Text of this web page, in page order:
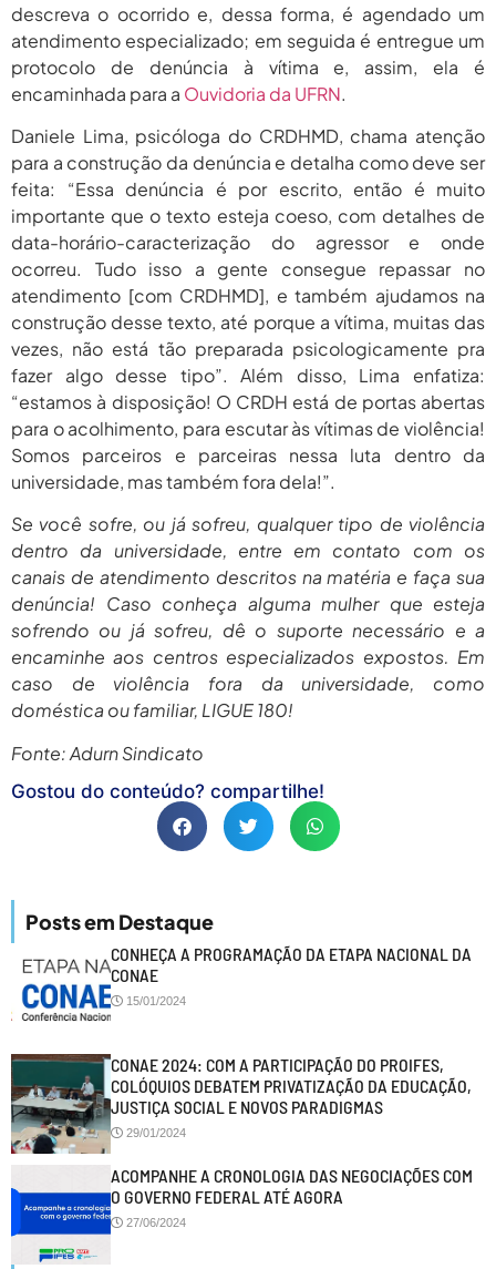
descreva o ocorrido e, dessa forma, é agendado um
atendimento especializado; em seguida é entregue um
protocolo de denúncia à vítima e, assim, ela é
encaminhada para a Ouvidoria da UFRN.
Daniele Lima, psicóloga do CRDHMD, chama atenção
para a construção da denúncia e detalha como deve ser
feita: “Essa denúncia é por escrito, então é muito
importante que o texto esteja coeso, com detalhes de
data-horário-caracterização do agressor e onde
ocorreu. Tudo isso a gente consegue repassar no
atendimento [com CRDHMD], e também ajudamos na
construção desse texto, até porque a vítima, muitas das
vezes, não está tão preparada psicologicamente pra
fazer algo desse tipo”. Além disso, Lima enfatiza:
“estamos à disposição! O CRDH está de portas abertas
para o acolhimento, para escutar às vítimas de violência!
Somos parceiros e parceiras nessa luta dentro da
universidade, mas também fora dela!”.
Se você sofre, ou já sofreu, qualquer tipo de violência
dentro da universidade, entre em contato com os
canais de atendimento descritos na matéria e faça sua
denúncia! Caso conheça alguma mulher que esteja
sofrendo ou já sofreu, dê o suporte necessário e a
encaminhe aos centros especializados expostos. Em
caso de violência fora da universidade, como
doméstica ou familiar, LIGUE 180!
Fonte: Adurn Sindicato
Gostou do conteúdo? compartilhe!
Posts em Destaque
CONHEÇA A PROGRAMAÇÃO DA ETAPA NACIONAL DA
CONAE
15/01/2024
CONAE 2024: COM A PARTICIPAÇÃO DO PROIFES,
COLÓQUIOS DEBATEM PRIVATIZAÇÃO DA EDUCAÇÃO,
JUSTIÇA SOCIAL E NOVOS PARADIGMAS
29/01/2024
ACOMPANHE A CRONOLOGIA DAS NEGOCIAÇÕES COM
O GOVERNO FEDERAL ATÉ AGORA
27/06/2024